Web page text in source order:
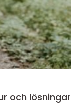
och lösningar